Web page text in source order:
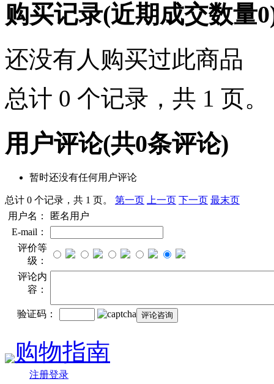
购买记录(近期成交数量0
还没有人购买过此商品
总计 0 个记录，共 1 页。
用户评论(共0条评论)
暂时还没有任何用户评论
总计 0 个记录，共 1 页。 第一页 上一页 下一页 最末页
用户名：
匿名用户
E-mail：
评价等
级：
评论内
容：
验证码：
购物指南
注册登录